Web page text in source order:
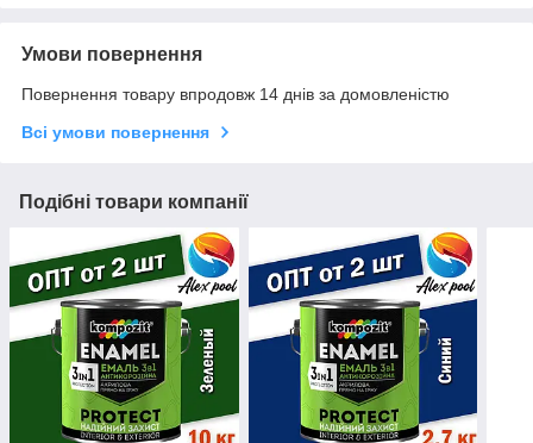
Умови повернення
Повернення товару впродовж 14 днів за домовленістю
Всі умови повернення
Подібні товари компанії